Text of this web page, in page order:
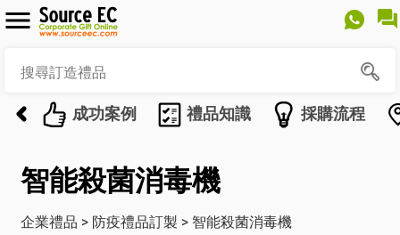
成功案例 禮品知識 採購流程
智能殺菌消毒機
企業禮品 > 防疫禮品訂製 > 智能殺菌消毒機